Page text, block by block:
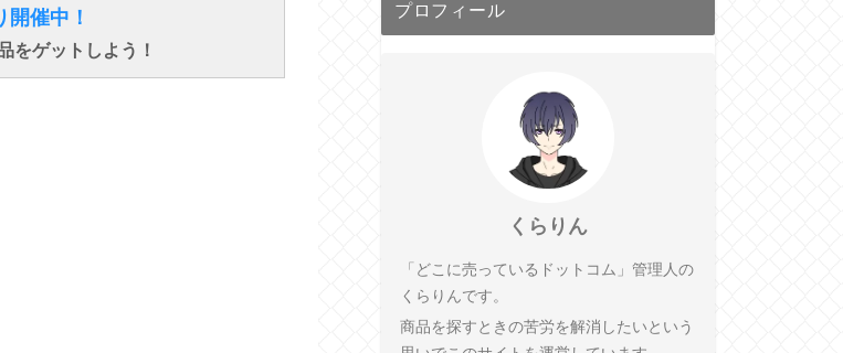
催中！
をゲットしよう！
プロフィール
くらりん
「どこに売っているドットコム」管理人の
くらりんです。
商品を探すときの苦労を解消したいという